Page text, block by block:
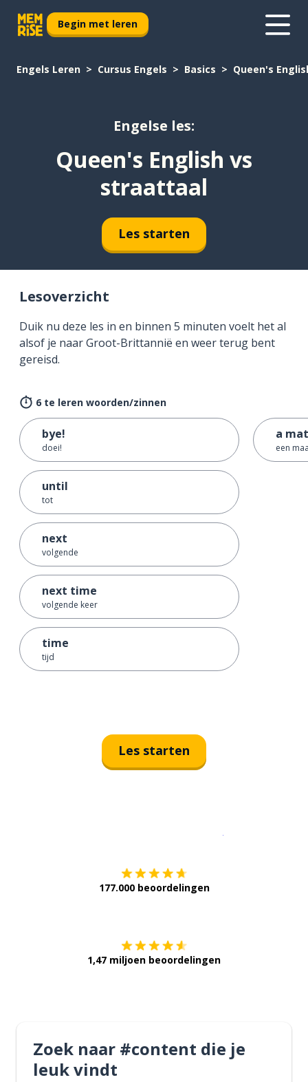
Begin met leren
Engels Leren Cursus Engels Basics Queen's
Engelse les:
Queen's English vs
straattaal
Les starten
Lesoverzicht
Duik nu deze les in en binnen 5 minuten voelt het al
alsof je naar Groot-Brittannië en weer terug bent
gereisd.
6 te leren woorden/zinnen
bye!
doei!
until
tot
next
volgende
next time
volgende keer
time
tijd
a
een
Les starten
177.000 beoordelingen
1,47 miljoen beoordelingen
Zoek naar #content die je
leuk vindt